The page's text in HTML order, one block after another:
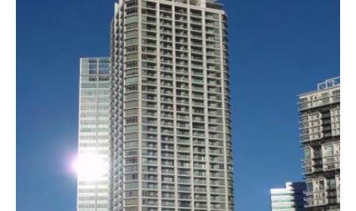
横浜グランドスラム
横浜型地域貢献
よこはまグッドバランス
横浜健康経営
地域志向CSR方針
パートナーシップ構築宣言
かながわ健康優良企業